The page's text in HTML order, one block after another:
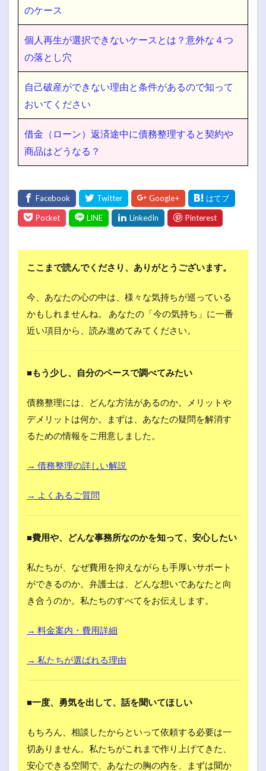
のケース
個人再生が選択できないケースとは？意外な４つ
の落とし穴
自己破産ができない理由と条件があるので知って
おいてください
借金（ローン）返済途中に債務整理すると契約や
商品はどうなる？
ここまで読んでくださり、ありがとうございます。
今、あなたの心の中は、様々な気持ちが巡っている
かもしれませんね。 あなたの「今の気持ち」に一番
近い項目から、読み進めてみてください。
■もう少し、自分のペースで調べてみたい
債務整理には、どんな方法があるのか。メリットや
デメリットは何か。まずは、あなたの疑問を解消す
るための情報をご用意しました。
→ 債務整理の詳しい解説
→ よくあるご質問
■費用や、どんな事務所なのかを知って、安心したい
私たちが、なぜ費用を抑えながらも手厚いサポート
ができるのか。弁護士は、どんな想いであなたと向
き合うのか。私たちのすべてをお伝えします。
→ 料金案内・費用詳細
→ 私たちが選ばれる理由
■一度、勇気を出して、話を聞いてほしい
もちろん、相談したからといって依頼する必要は一
切ありません。私たちがこれまで作り上げてきた、
安心できる空間で、あなたの胸の内を、まずは聞か